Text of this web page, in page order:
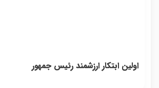
اولین ابتکار ارزشمند رئیس جمهور